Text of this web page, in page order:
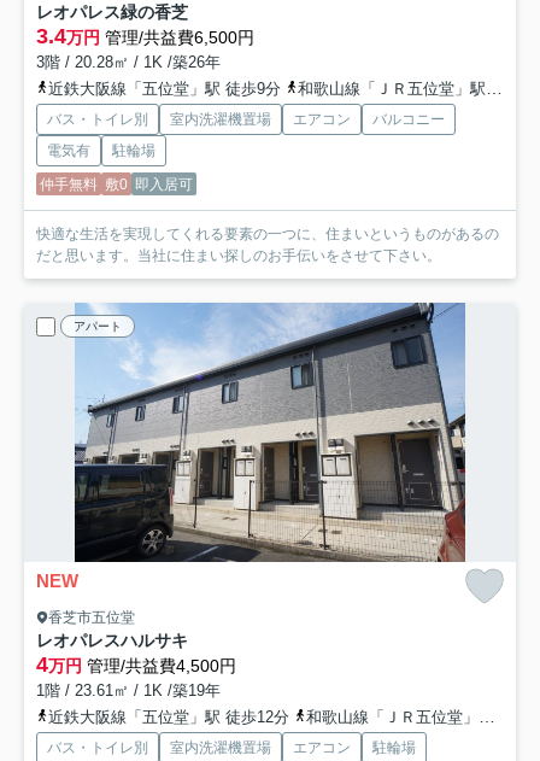
レオパレス緑の香芝
3.4万円 管理/共益費6,500円
3階 / 20.28㎡ / 1K /築26年
近鉄大阪線「五位堂」駅 徒歩9分
和歌山線「ＪＲ五位堂」駅 徒歩13分
バス・トイレ別 室内洗濯機置場 エアコン
バルコニー
電気有
駐輪場
仲手無料 敷0 即入居可
快適な生活を実現してくれる要素の一つに、住まいというものがあるの
だと思います。当社に住まい探しのお手伝いをさせて下さい。
アパート
NEW
香芝市五位堂
レオパレスハルサキ
4万円 管理/共益費4,500円
1階 / 23.61㎡ / 1K /築19年
近鉄大阪線「五位堂」駅 徒歩12分
和歌山線「ＪＲ五位堂」駅 徒歩8分
バス・トイレ別 室内洗濯機置場 エアコン
駐輪場